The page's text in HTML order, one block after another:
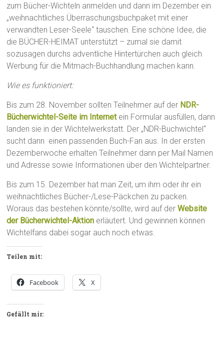
zum Bücher-Wichteln anmelden und dann im Dezember ein
„weihnachtliches Überraschungsbuchpaket mit einer
verwandten Leser-Seele“ tauschen. Eine schöne Idee, die
die BÜCHER-HEIMAT unterstützt – zumal sie damit
sozusagen durchs adventliche Hintertürchen auch gleich
Werbung für die Mitmach-Buchhandlung machen kann.
Wie es funktioniert:
Bis zum 28. November sollten Teilnehmer auf der NDR-
Bücherwichtel-Seite im Internetein Formular ausfüllen, dann
landen sie in der Wichtelwerkstatt. Der „NDR-Buchwichtel“
sucht dann einen passenden Buch-Fan aus. In der ersten
Dezemberwoche erhalten Teilnehmer dann per Mail Namen
und Adresse sowie Informationen über den Wichtelpartner.
Bis zum 15. Dezember hat man Zeit, um ihm oder ihr ein
weihnachtliches Bücher-/Lese-Päckchen zu packen.
Woraus das bestehen könnte/sollte, wird auf derWebsite
der Bücherwichtel-Aktion erläutert. Und gewinnen können
Wichtelfans dabei sogar auch noch etwas.
Teilen mit:
Facebook X
Gefällt mir: